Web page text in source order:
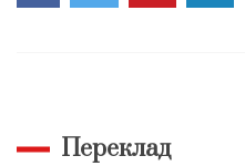
Переклад